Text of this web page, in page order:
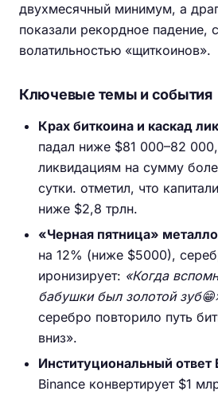
двухмесячный минимум, а
показали рекордное падение,
волатильностью «щиткоинов».
Ключевые темы и события
Крах биткоина и каскад
падал ниже $81 000–82
ликвидациям на сумму
сутки. отметил, что
ниже $2,8 трлн.
«Черная пятница»
на 12% (ниже $5000),
иронизирует: «Когда
бабушки был золотой
серебро повторило путь
вниз».
Институциональный ответ
Binance конвертирует $1